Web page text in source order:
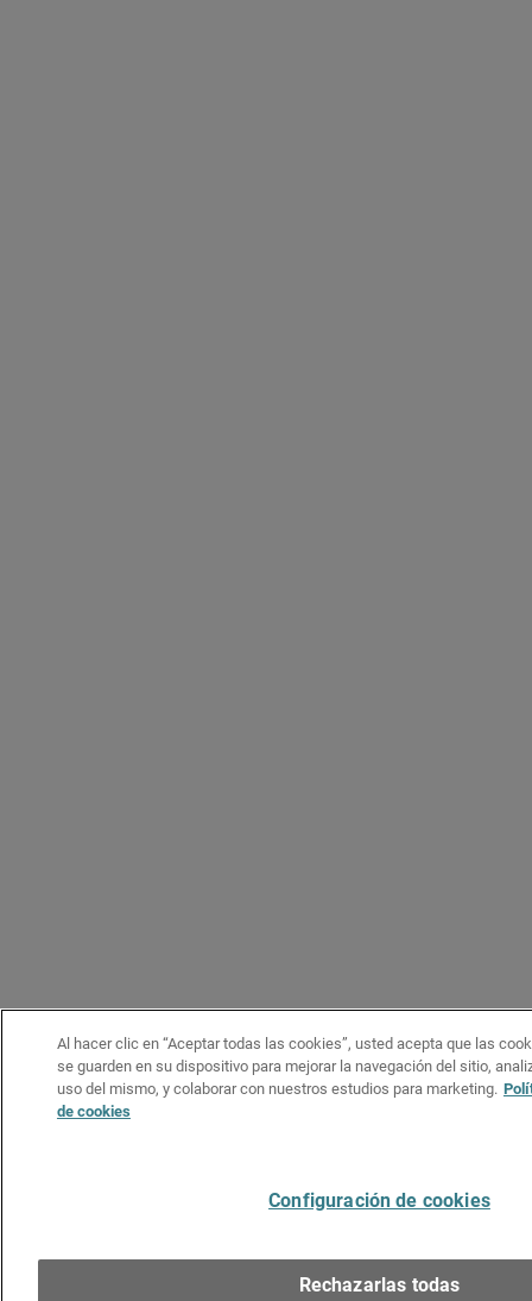
Al hacer clic en “Aceptar todas las cookies”, usted acepta que las
se guarden en su dispositivo para mejorar la navegación del sitio,
uso del mismo, y colaborar con nuestros estudios para marketing.
de cookies
Configuración de cookies
Rechazarlas todas